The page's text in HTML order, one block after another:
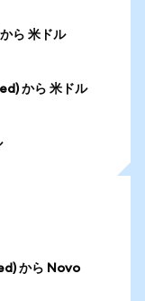
ら 米ドル
から 米ドル
から Novo